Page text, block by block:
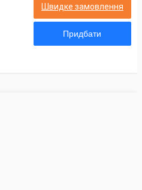
Швидке замовлення
Придбати